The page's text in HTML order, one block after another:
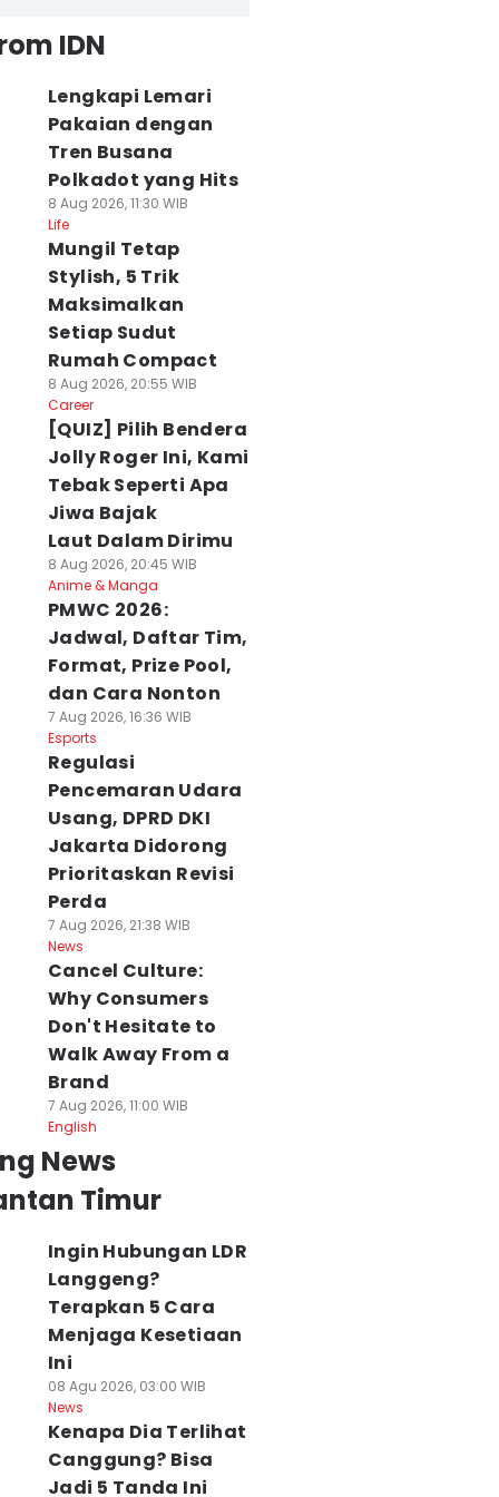
IDN
Lengkapi Lemari
Pakaian dengan
Tren Busana
Polkadot yang Hits
8 Aug 2026, 11:30 WIB
Life
Mungil Tetap
Stylish, 5 Trik
Maksimalkan
Setiap Sudut
Rumah Compact
8 Aug 2026, 20:55 WIB
Career
[QUIZ] Pilih Bendera
Jolly Roger Ini, Kami
Tebak Seperti Apa
Jiwa Bajak
Laut Dalam Dirimu
8 Aug 2026, 20:45 WIB
Anime & Manga
PMWC 2026:
Jadwal, Daftar Tim,
Format, Prize Pool,
dan Cara Nonton
7 Aug 2026, 16:36 WIB
Esports
Regulasi
Pencemaran Udara
Usang, DPRD DKI
Jakarta Didorong
Prioritaskan Revisi
Perda
7 Aug 2026, 21:38 WIB
News
Cancel Culture:
Why Consumers
Don't Hesitate to
Walk Away From a
Brand
7 Aug 2026, 11:00 WIB
English
News
Timur
Ingin Hubungan LDR
Langgeng?
Terapkan 5 Cara
Menjaga Kesetiaan
Ini
08 Agu 2026, 03:00 WIB
News
Kenapa Dia Terlihat
Canggung? Bisa
Jadi 5 Tanda Ini